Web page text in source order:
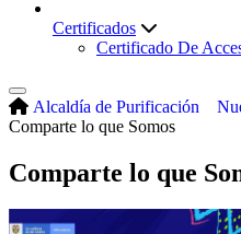
Certificados
Certificado De
Alcaldía de Purificación
Comparte lo que Somos
Comparte lo que